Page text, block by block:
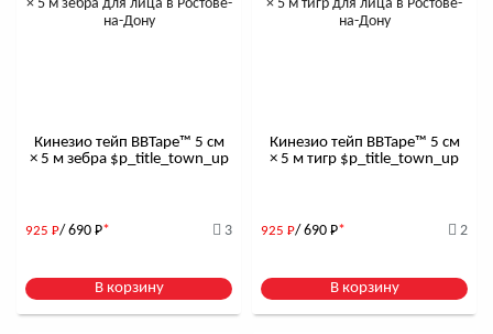
Кинезио тейп BBTape™ 5 см
× 5 м зебра $р_title_town_up
925 Р/ 690 Р* 3
В корзину
Кинезио тейп BBTape™ 5 см
× 5 м тигр $р_title_town_up
925 Р/ 690 Р* 2
В корзину